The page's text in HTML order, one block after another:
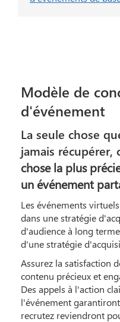
Modèle de
d'événement
La seule chose
jamais récupérer,
chose la plus
un événement
Les événements
dans une stratégie
d'audience à long
d'une stratégie
Assurez la satisfaction
contenu précieux et
Des appels à l'action
l'événement
recrutez reviendront